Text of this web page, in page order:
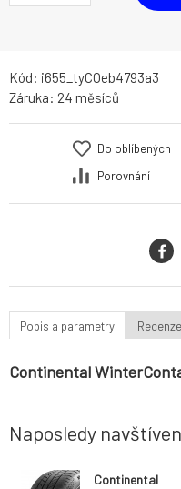
Kód: i655_tyCOeb4793a3
Záruka: 24 měsíců
Do oblíbených
Porovnání
Popis a parametry
Continental
Naposledy
Continental